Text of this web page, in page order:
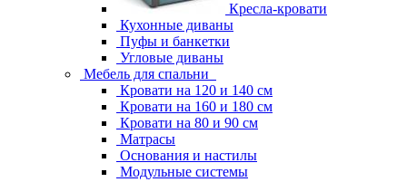
Кресла-кровати
Кухонные диваны
Пуфы и банкетки
Угловые диваны
Мебель для спальни
Кровати на 120 и 140 см
Кровати на 160 и 180 см
Кровати на 80 и 90 см
Матрасы
Основания и настилы
Модульные системы